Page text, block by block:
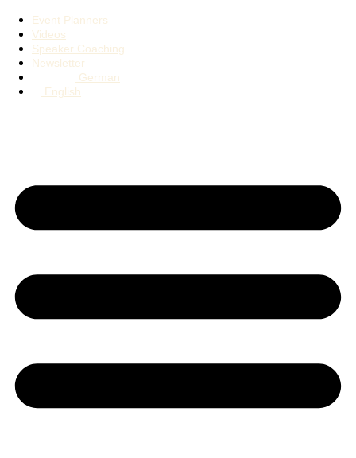
Event Planners
Videos
Speaker Coaching
Newsletter
German
English